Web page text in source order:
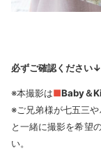
必ずご確認ください↓
※本撮影は■Baby＆
※ご兄弟様が七五三
と一緒に撮影を希望
い。